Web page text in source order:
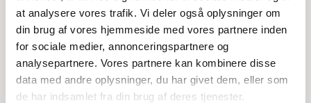
at analysere vores trafik. Vi deler også oplysninger om
din brug af vores hjemmeside med vores partnere inden
for sociale medier, annonceringspartnere og
analysepartnere. Vores partnere kan kombinere disse
data med andre oplysninger, du har givet dem, eller som
de har indsamlet fra din brug af deres tjenester.
Farve: Blå (RAL 5003)
Belastning: 8000 kg
Leveres samlet